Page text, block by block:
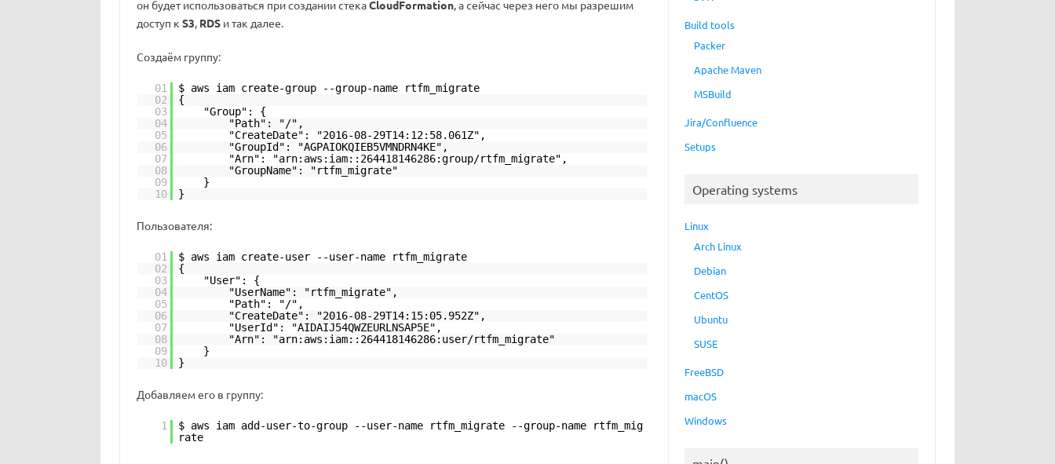
он будет использоваться при создании стекаCloudFormation, а сейчас через него мы разрешим
доступ к S3, RDSи так далее.
Создаём группу:
01
$ aws iam create-group --group-name rtfm_migrate
02
{
03
"Group": {
04
"Path": "/",
05
"CreateDate": "2016-08-29T14:12:58.061Z",
06
"GroupId": "AGPAIOKQIEB5VMNDRN4KE",
07
"Arn": "arn:aws:iam::264418146286:group/rtfm_migrate",
08
"GroupName": "rtfm_migrate"
09
}
10
}
Пользователя:
01
$ aws iam create-user --user-name rtfm_migrate
02
{
03
"User": {
04
"UserName": "rtfm_migrate",
05
"Path": "/",
06
"CreateDate": "2016-08-29T14:15:05.952Z",
07
"UserId": "AIDAIJ54QWZEURLNSAP5E",
08
"Arn": "arn:aws:iam::264418146286:user/rtfm_migrate"
09
}
10
}
Добавляем его в группу:
1
$ aws iam add-user-to-group --user-name rtfm_migrate --group-name rtfm_mig
rate
Build tools
Packer
Apache Maven
MSBuild
Jira/Confluence
Setups
Operating systems
Linux
Arch Linux
Debian
CentOS
Ubuntu
SUSE
FreeBSD
macOS
Windows